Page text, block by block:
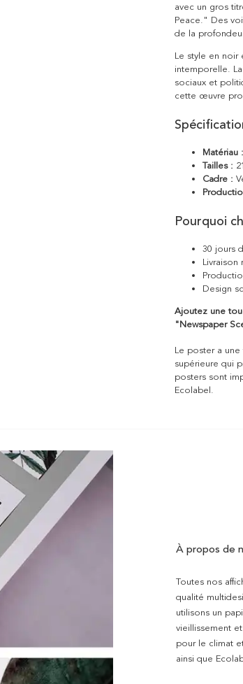
avec un gros
Peace." Des
de la
Le style en
intemporelle.
sociaux et
cette œuvre
Matériau :
Tailles :
Cadre :
Pourquoi
30 jours
Livraison
Design
Ajoutez une
"Newspaper
Le poster a
supérieure qui
posters sont
Ecolabel.
À propos de
Toutes nos
qualité
utilisons un
vieillissement
pour le climat
ainsi que